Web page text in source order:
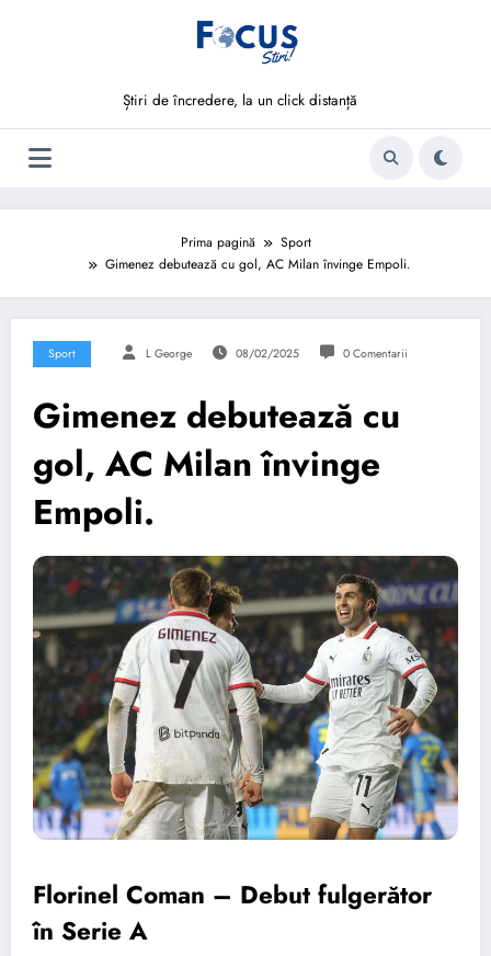
Știri de încredere, la un click distanță
Prima pagină
Sport
Gimenez debutează cu gol, AC Milan învinge Empoli.
Sport L George 08/02/2025 0 Comentarii
Gimenez debutează cu
gol, AC Milan învinge
Empoli.
Florinel Coman – Debut fulgerător
în Serie A